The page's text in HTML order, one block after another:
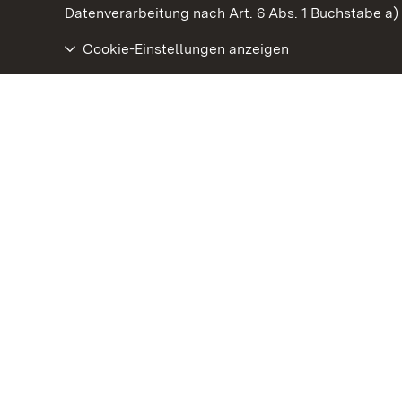
Datenverarbeitung nach Art. 6 Abs. 1 Buchstabe a)
Cookie-Einstellungen anzeigen